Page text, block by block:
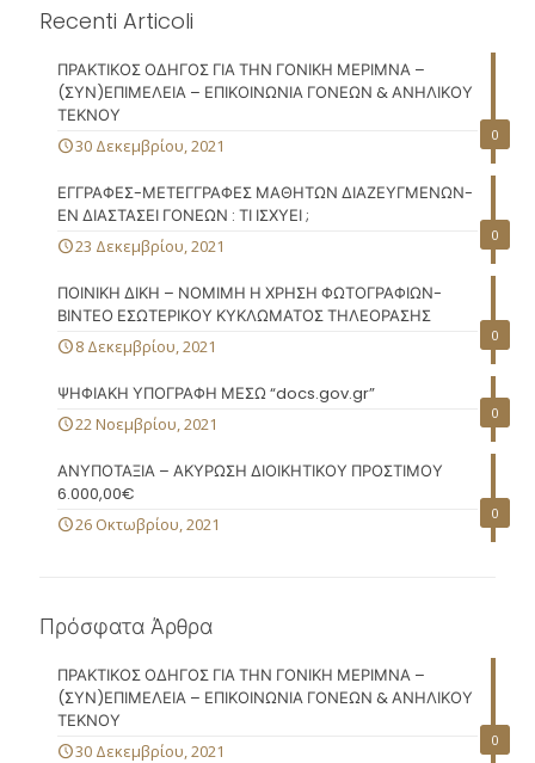
Recenti Articoli
0
ΠΡΑΚΤΙΚΟΣ ΟΔΗΓΟΣ ΓΙΑ ΤΗΝ ΓΟΝΙΚΗ ΜΕΡΙΜΝΑ –
(ΣΥΝ)ΕΠΙΜΕΛΕΙΑ – ΕΠΙΚΟΙΝΩΝΙΑ ΓΟΝΕΩΝ & ΑΝΗΛΙΚΟΥ
ΤΕΚΝΟΥ
30 Δεκεμβρίου, 2021
0
ΕΓΓΡΑΦΕΣ-ΜΕΤΕΓΓΡΑΦΕΣ ΜΑΘΗΤΩΝ ΔΙΑΖΕΥΓΜΕΝΩΝ-
ΕΝ ΔΙΑΣΤΑΣΕΙ ΓΟΝΕΩΝ : ΤΙ ΙΣΧΥΕΙ ;
23 Δεκεμβρίου, 2021
0
ΠΟΙΝΙΚΗ ΔΙΚΗ – ΝΟΜΙΜΗ Η ΧΡΗΣΗ ΦΩΤΟΓΡΑΦΙΩΝ-
ΒΙΝΤΕΟ ΕΣΩΤΕΡΙΚΟΥ ΚΥΚΛΩΜΑΤΟΣ ΤΗΛΕΟΡΑΣΗΣ
8 Δεκεμβρίου, 2021
0
ΨΗΦΙΑΚΗ ΥΠΟΓΡΑΦΗ ΜΕΣΩ “docs.gov.gr”
22 Νοεμβρίου, 2021
0
ΑΝΥΠΟΤΑΞΙΑ – ΑΚΥΡΩΣΗ ΔΙΟΙΚΗΤΙΚΟΥ ΠΡΟΣΤΙΜΟΥ
6.000,00€
26 Οκτωβρίου, 2021
Πρόσφατα Άρθρα
0
ΠΡΑΚΤΙΚΟΣ ΟΔΗΓΟΣ ΓΙΑ ΤΗΝ ΓΟΝΙΚΗ ΜΕΡΙΜΝΑ –
(ΣΥΝ)ΕΠΙΜΕΛΕΙΑ – ΕΠΙΚΟΙΝΩΝΙΑ ΓΟΝΕΩΝ & ΑΝΗΛΙΚΟΥ
ΤΕΚΝΟΥ
30 Δεκεμβρίου, 2021